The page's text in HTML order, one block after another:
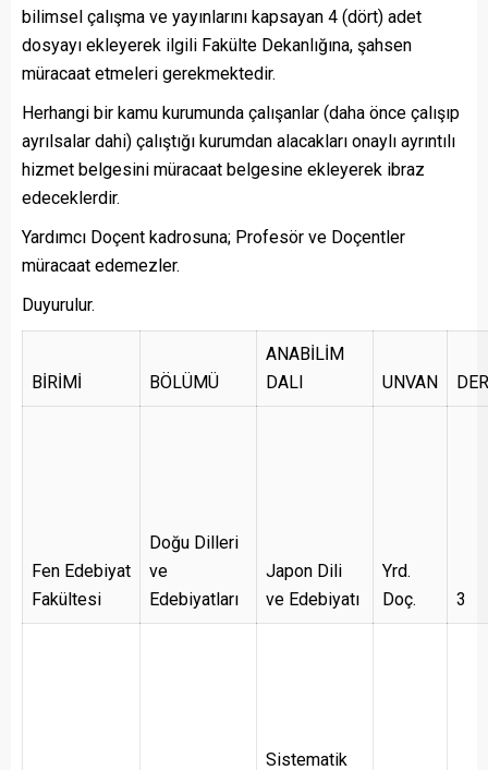
bilimsel çalışma ve yayınlarını kapsayan 4 (dört) adet
dosyayı ekleyerek ilgili Fakülte Dekanlığına, şahsen
müracaat etmeleri gerekmektedir.
Herhangi bir kamu kurumunda çalışanlar (daha önce çalışıp
ayrılsalar dahi) çalıştığı kurumdan alacakları onaylı ayrıntılı
hizmet belgesini müracaat belgesine ekleyerek ibraz
edeceklerdir.
Yardımcı Doçent kadrosuna; Profesör ve Doçentler
müracaat edemezler.
Duyurulur.
BİRİMİ BÖLÜMÜ
ANABİLİM
DALI
UNVAN
Fen Edebiyat
Fakültesi
Doğu Dilleri
ve
Edebiyatları
Japon Dili
ve Edebiyatı
Yrd.
Doç.
3
Sistematik